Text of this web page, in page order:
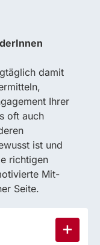
damit
Ihrer
oft auch
ist und
richtigen
Mit-
Seite.